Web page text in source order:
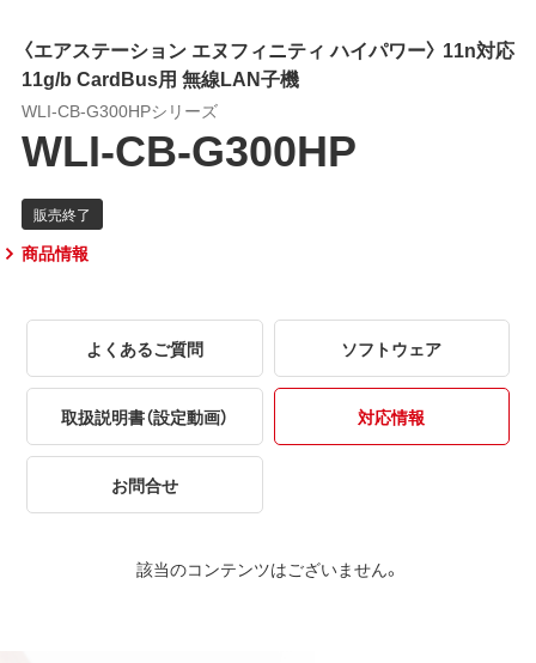
〈エアステーション エヌフィニティ ハイパワー〉 11n対応
11g/b CardBus用 無線LAN子機
WLI-CB-G300HPシリーズ
WLI-CB-G300HP
商品情報
よくあるご質問 ソフトウェア
取扱説明書（設定動画） 対応情報
お問合せ
該当のコンテンツはございません。